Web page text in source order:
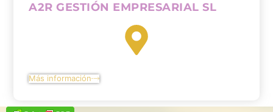
A2R GESTIÓN EMPRESARIAL SL
Más información